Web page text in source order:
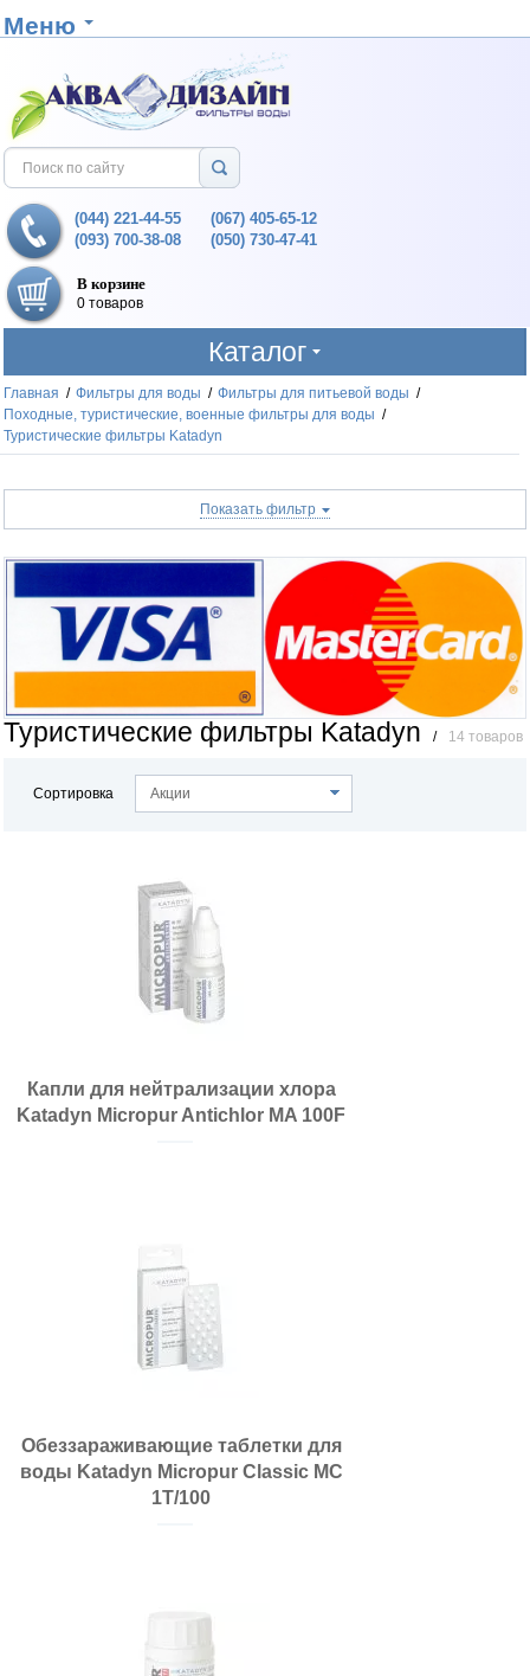
Меню
(044) 221-44-55
(093) 700-38-08
(067) 405-65-12
(050) 730-47-41
В корзине
0 товаров
Каталог
Главная / Фильтры для воды / Фильтры для питьевой воды /
Походные, туристические, военные фильтры для воды /
Туристические фильтры Katadyn
Показать фильтр
Туристические фильтры Katadyn / 14 товаров
Сортировка Акции
Капли для нейтрализации хлора
Katadyn Micropur Antichlor MA 100F
Обеззараживающие таблетки для
воды Katadyn Micropur Classic MC
1T/100